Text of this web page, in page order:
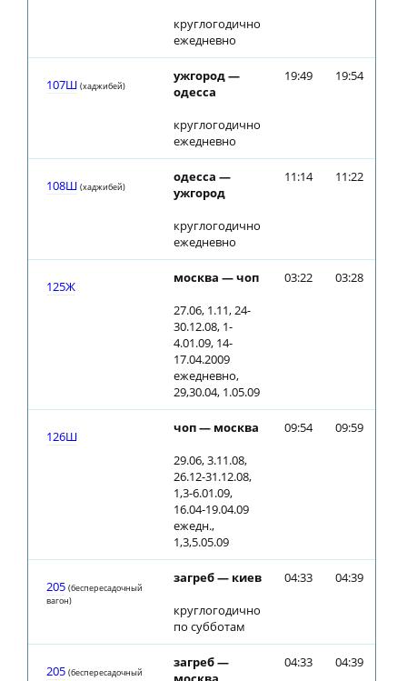
круглогодично
ежедневно
107Ш (хаджибей)
ужгород —
одесса
круглогодично
ежедневно
19:49 19:54
108Ш (хаджибей)
одесса —
ужгород
круглогодично
ежедневно
11:14 11:22
125Ж
москва — чоп
27.06, 1.11, 24-
30.12.08, 1-
4.01.09, 14-
17.04.2009
ежедневно,
29,30.04, 1.05.09
03:22 03:28
126Ш
чоп — москва
29.06, 3.11.08,
26.12-31.12.08,
1,3-6.01.09,
16.04-19.04.09
ежедн.,
1,3,5.05.09
09:54 09:59
205 (беспересадочный
вагон)
загреб — киев
круглогодично
по субботам
04:33 04:39
205 (беспересадочный
загреб —
04:33 04:39